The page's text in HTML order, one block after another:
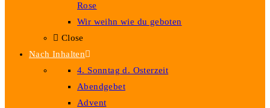
Rose
Wir weihn wie du geboten
Close
Nach Inhalten
4. Sonntag d. Osterzeit
Abendgebet
Advent